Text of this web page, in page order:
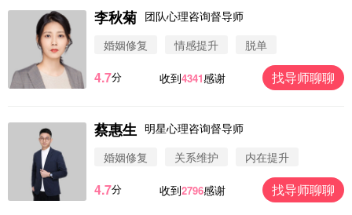
李秋菊 团队心理咨询督导师
婚姻修复
情感提升 脱单
4.7分 收到4341感谢 找导师聊聊
蔡惠生 明星心理咨询督导师
婚姻修复
关系维护 内在提升
4.7分 收到2796感谢 找导师聊聊
浙江-杭州 183****4847
案
15分钟前
微信用户 大太阳 通过此页面咨询，已获得专属情感
微信用户 安康 通过此页面咨询，已获得专属情感方
案
微信用户 怀拥倾城女 通过此页面咨询，已获得专属